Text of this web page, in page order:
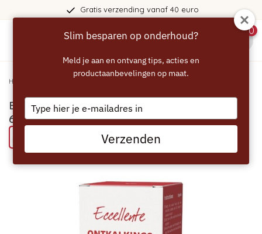
Gratis verzending vanaf 40 euro
0
Home
ECCELLENTE Tassimo Ontkalkingstabletten -
6 stuks
Probeer eens een ECCELLENTE product
Slim besparen op onderhoud?
Meld je aan en ontvang tips, acties en
productaanbevelingen op maat.
Type
your
email
Verzenden